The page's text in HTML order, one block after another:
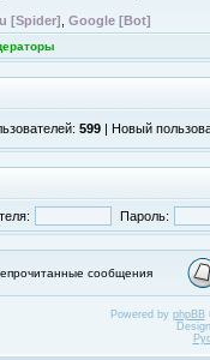
[Spider] Google [Bot]
599 | Новый
Пароль:
сообщения
Powered by phpBB